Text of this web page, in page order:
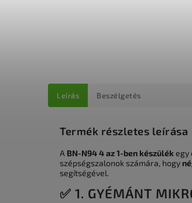
Leírás Beszélgetés
Termék részletes leírása
A BN-N94 4 az 1-ben készülék egy
szépségszalonok számára, hogy
segítségével.
✅ 1. GYÉMÁNT